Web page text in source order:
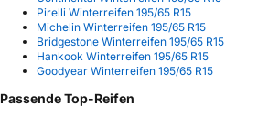
Pirelli Winterreifen 195/65 R15
Michelin Winterreifen 195/65 R15
Bridgestone Winterreifen 195/65 R15
Hankook Winterreifen 195/65 R15
Goodyear Winterreifen 195/65 R15
Passende Top-Reifen